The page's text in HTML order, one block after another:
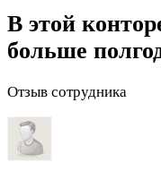
В этой
больше
Отзыв сотрудника